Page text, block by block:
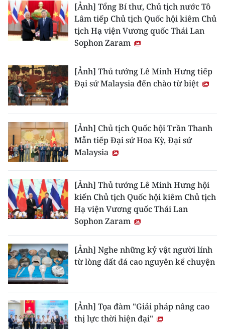
[Ảnh] Tổng Bí thư, Chủ tịch nước Tô
Lâm tiếp Chủ tịch Quốc hội kiêm Chủ
tịch Hạ viện Vương quốc Thái Lan
Sophon Zaram
[Ảnh] Thủ tướng Lê Minh Hưng tiếp
Đại sứ Malaysia đến chào từ biệt
[Ảnh] Chủ tịch Quốc hội Trần Thanh
Mẫn tiếp Đại sứ Hoa Kỳ, Đại sứ
Malaysia
[Ảnh] Thủ tướng Lê Minh Hưng hội
kiến Chủ tịch Quốc hội kiêm Chủ tịch
Hạ viện Vương quốc Thái Lan
Sophon Zaram
[Ảnh] Nghe những kỷ vật người lính
từ lòng đất đá cao nguyên kể chuyện
[Ảnh] Tọa đàm "Giải pháp nâng cao
thị lực thời hiện đại"